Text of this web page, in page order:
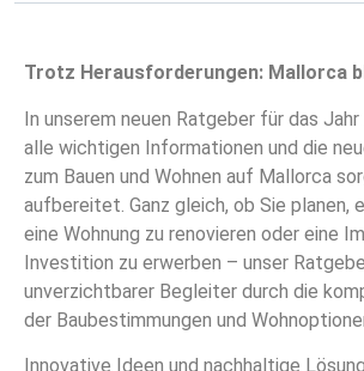
Trotz Herausforderungen: Mallorca
In unserem neuen Ratgeber für das
alle wichtigen Informationen und die
zum Bauen und Wohnen auf Mallorca
aufbereitet. Ganz gleich, ob Sie planen,
eine Wohnung zu renovieren oder eine
Investition zu erwerben – unser
unverzichtbarer Begleiter durch die
der Baubestimmungen und
Innovative Ideen und nachhaltige